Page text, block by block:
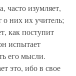
часто изумляет,
о них их учитель;
как поступит
испытает
его мысли.
это, ибо в свое